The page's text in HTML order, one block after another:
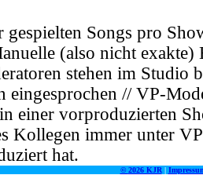
Songs pro
(also nicht
stehen im Studio
eingesprochen // VP-
einer vorproduzierten
Kollegen immer unter
hat.
©2026 KJR |